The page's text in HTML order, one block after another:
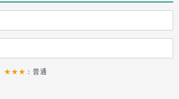
★★★ ：普通